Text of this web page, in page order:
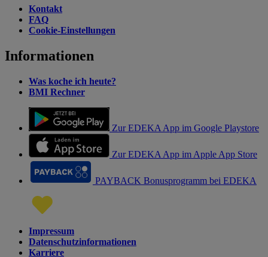
Kontakt
FAQ
Cookie-Einstellungen
Informationen
Was koche ich heute?
BMI Rechner
Zur EDEKA App im Google Playstore
Zur EDEKA App im Apple App Store
PAYBACK Bonusprogramm bei EDEKA
Impressum
Datenschutzinformationen
Karriere